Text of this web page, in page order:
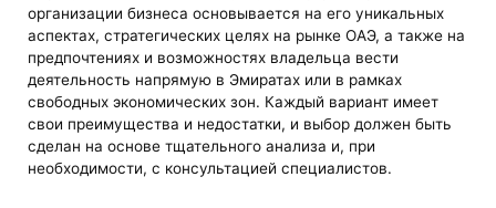
организации бизнеса основывается на его уникальных
аспектах, стратегических целях на рынке ОАЭ, а также на
предпочтениях и возможностях владельца вести
деятельность напрямую в Эмиратах или в рамках
свободных экономических зон. Каждый вариант имеет
свои преимущества и недостатки, и выбор должен быть
сделан на основе тщательного анализа и, при
необходимости, с консультацией специалистов.